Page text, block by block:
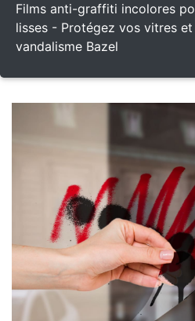
Films anti-graffiti incolores
lisses - Protégez vos vitres
vandalisme Bazel